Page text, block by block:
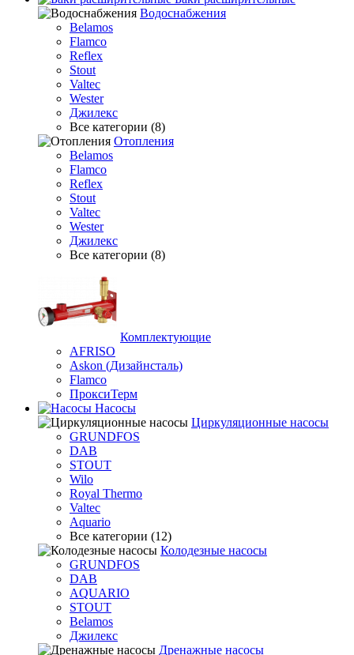
Водоснабжения
Belamos
Flamco
Reflex
Stout
Valtec
Wester
Джилекс
Все категории (8)
Отопления
Belamos
Flamco
Reflex
Stout
Valtec
Wester
Джилекс
Все категории (8)
Комплектующие
AFRISO
Askon (Дизайнсталь)
Flamco
ПроксиТерм
Насосы
Циркуляционные насосы
GRUNDFOS
DAB
STOUT
Wilo
Royal Thermo
Valtec
Aquario
Все категории (12)
Колодезные насосы
GRUNDFOS
DAB
AQUARIO
STOUT
Belamos
Джилекс
Дренажные насосы